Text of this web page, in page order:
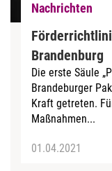
Nachrichten
Brandenburg
Die erste Säule
Brandeburger
Kraft getreten.
Maßnahmen...
01.04.2021